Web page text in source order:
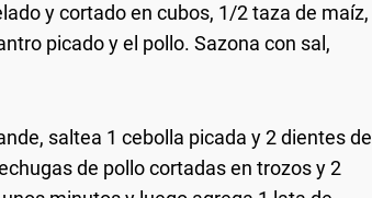
y cortado en cubos, 1/2 taza de maíz,
picado y el pollo. Sazona con sal,
saltea 1 cebolla picada y 2 dientes de
de pollo cortadas en trozos y 2